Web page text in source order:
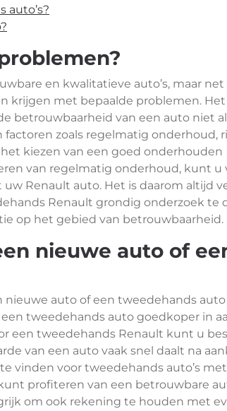
auto’s?
en kwalitatieve auto’s, maar net
krijgen met bepaalde problemen.
betrouwbaarheid van een auto niet
zoals regelmatig onderhoud,
kiezen van een goed onderhouden
van regelmatig onderhoud, kunt u
Renault auto. Het is daarom altijd
Renault grondig onderzoek te
op het gebied van betrouwbaarheid.
nieuwe auto of
nieuwe auto of een tweedehands auto
tweedehands auto goedkoper in
een tweedehands Renault kunt u
van een auto vaak snel daalt na
vinden voor tweedehands auto’s
profiteren van een betrouwbare
om ook rekening te houden met